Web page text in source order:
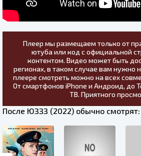
Плеер мы размещаем только от
ютуба или код с официальной
контентом. Видео может быть
регионах, в таком случае вам нужно
плеере смотреть можно на всех
От смартфонов iPhone и Андроид, до
ТВ. Приятного
После ЮЗЗЗ (2022) обычно смотрят: